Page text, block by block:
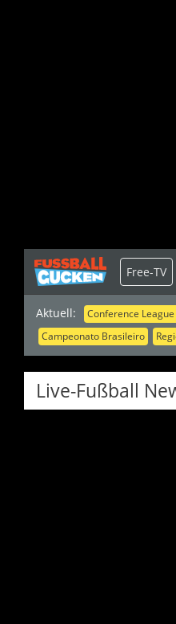
Aktuell: Conference
Campeonato Brasileiro
Free-TV
Live-Fußball